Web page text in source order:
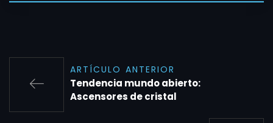
ARTÍCULO ANTERIOR
Tendencia mundo abierto:
Ascensores de cristal